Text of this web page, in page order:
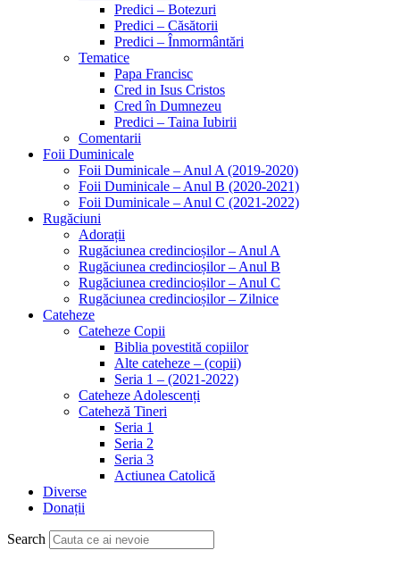
Predici – Botezuri
Predici – Căsătorii
Predici – Înmormântări
Tematice
Papa Francisc
Cred in Isus Cristos
Cred în Dumnezeu
Predici – Taina Iubirii
Comentarii
Foii Duminicale
Foii Duminicale – Anul A (2019-2020)
Foii Duminicale – Anul B (2020-2021)
Foii Duminicale – Anul C (2021-2022)
Rugăciuni
Adorații
Rugăciunea credincioșilor – Anul A
Rugăciunea credincioșilor – Anul B
Rugăciunea credincioșilor – Anul C
Rugăciunea credincioșilor – Zilnice
Cateheze
Cateheze Copii
Biblia povestită copiilor
Alte cateheze – (copii)
Seria 1 – (2021-2022)
Cateheze Adolescenți
Cateheză Tineri
Seria 1
Seria 2
Seria 3
Actiunea Catolică
Diverse
Donații
Search